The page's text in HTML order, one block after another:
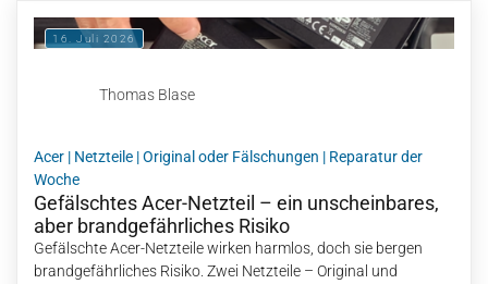
16. Juli 2026
Thomas Blase
Acer | Netzteile |Original oder Fälschungen | Reparatur der
Woche
Gefälschtes Acer-Netzteil – ein unscheinbares,
aber brandgefährliches Risiko
Gefälschte Acer-Netzteile wirken harmlos, doch sie bergen
brandgefährliches Risiko. Zwei Netzteile – Original und